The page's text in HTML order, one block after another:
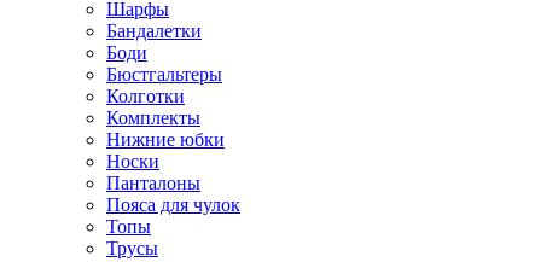
Шарфы
Бандалетки
Боди
Бюстгальтеры
Колготки
Комплекты
Нижние юбки
Носки
Панталоны
Поясa для чулок
Топы
Трусы